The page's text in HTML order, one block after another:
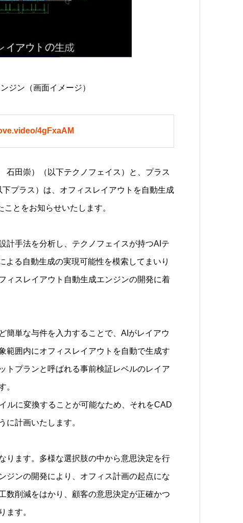
ジン（画面イメージ）
4gFxaAM
田崇）（以下テクノフェイス）と、プラス
プラス）は、オフィスレイアウトを自動生成
とをお知らせいたします。
計手法を分析し、テクノフェイスが持つAIテ
よる自動生成の実現可能性を模索してまいり
ィスレイアウト自動生成エンジンの開発に着
簡単な与件を入力することで、AIがレイアウ
範囲内にオフィスレイアウトを自動で生成す
トプランと呼ばれる事前検証レベルのレイア
。
ルに変換することが可能なため、それをCAD
に計画いたします。
ります。多様な選択肢の中から意思決定を行
ジンの開発により、オフィス計画の起点にな
数削減をはかり、顧客の意思決定が正確かつ
ます。